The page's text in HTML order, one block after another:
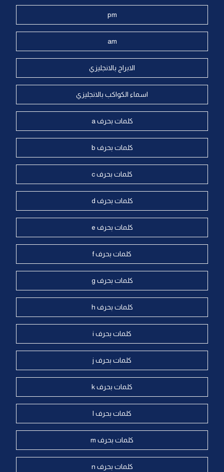
pm
am
الابراج بالانجليزي
اسماء الكواكب بالانجليزي
كلمات بحرف a
كلمات بحرف b
كلمات بحرف c
كلمات بحرف d
كلمات بحرف e
كلمات بحرف f
كلمات بحرف g
كلمات بحرف h
كلمات بحرف i
كلمات بحرف j
كلمات بحرف k
كلمات بحرف l
كلمات بحرف m
كلمات بحرف n